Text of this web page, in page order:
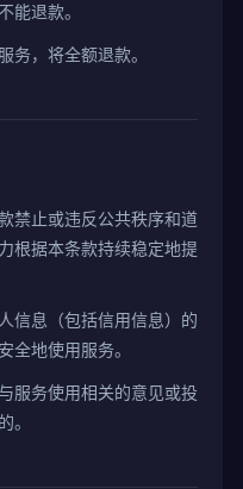
能退款。
务，将全额退款。
禁止或违反公共秩序和道
根据本条款持续稳定地提
信息（包括信用信息）的
全地使用服务。
服务使用相关的意见或投
。